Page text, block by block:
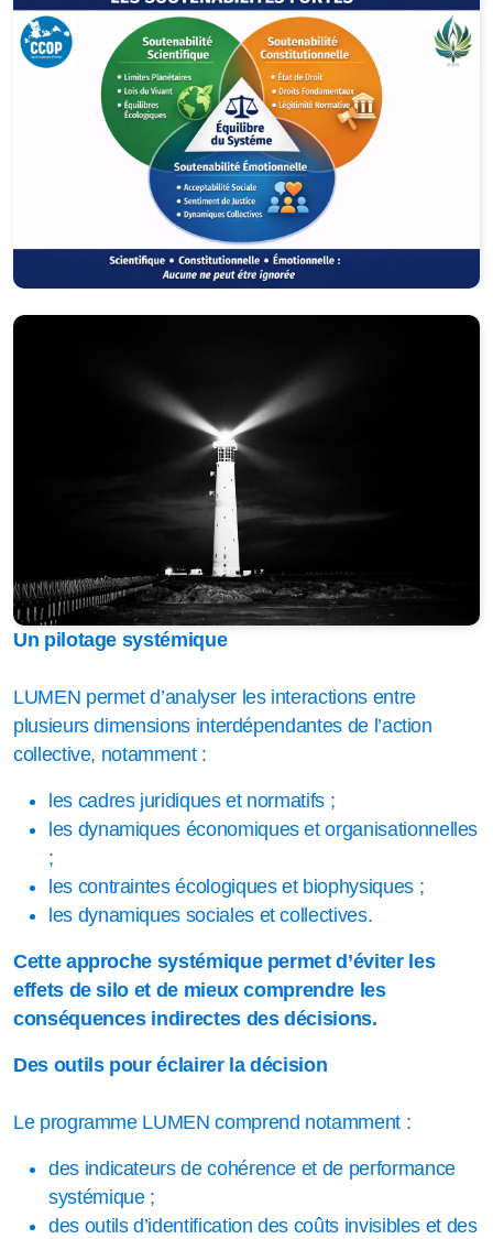
Un pilotage systémique
LUMEN permet d’analyser les interactions entre
plusieurs dimensions interdépendantes de l’action
collective, notamment :
les cadres juridiques et normatifs ;
les dynamiques économiques et organisationnelles
;
les contraintes écologiques et biophysiques ;
les dynamiques sociales et collectives.
Cette approche systémique permet d’éviter les
effets de silo et de mieux comprendre les
conséquences indirectes des décisions.
Des outils pour éclairer la décision
Le programme LUMEN comprend notamment :
des indicateurs de cohérence et de performance
systémique ;
des outils d’identification des coûts invisibles et des